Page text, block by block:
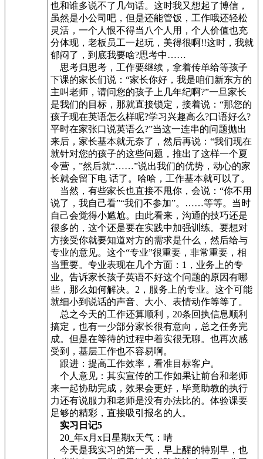
也和谁多说不了几句话。这时我又想起了博信，
虽然是小公司吧，但是还能管饭，工作哦还轻松
灵活，一个人恨不得当八个人用，个人价值也充
分体现，老板员工一起玩，美得很啊!!这时，我就
郁闷了，到底我要啥?思考中……
思考归思考，工作要继续，拿着传单给等孩子
下课的家长们说：“家长你好，我是咱们新东方的
主叫老师，请问您的孩子上几年纪啊?”一旦家长
是我们的目标，那就直接锁定，接着说：“那您的
孩子现在英语怎么样呢?学习兴趣高么?口语好么?
平时在家张口说英语么?”当这一连串的问题抛出
来后，家长基本就无奈了，然后再说：“我们现在
就针对您的孩子的这些问题，推出了这样一个夏
令营，”然后就“……”说出我们的优势，动心的家
长就会留下电 话了。哈哈，工作基本就可以了。
当然，有些家长也直接不甩你，会说：“你不用
说了，我自己看”“我们不参加”。……等等。当时
自己会觉得小尴尬。由此看来，沟通的技巧还是
很多的，这个还是要在实践中加强训练。要想对
方接受你就要知道对方的需求是什么，然后给与
专业的意见。这个“专业”很重要，非常重要，相
当重要。专业表现在几个方面：1，业务上的专
业。告诉家长孩子英语不好这个问题的原因有哪
些，那么如何解决。2，服务上的专业。这个可能
就细小到说话的声音、大小、表情动作等等了。
总之今天的工作还算顺利，20条回执信息顺利
搞定，也有一少部分家长很有意向，总之任务完
成。但是在等待的过程中着实很无聊。也再次感
受到，基层工作也不容易啊。
跟进：提高工作效率，看准目标客户。
个人意见：其实宣传的工作如果让前台和老师
来一起协助完成，效果会更好，毕竟助教的执行
力还有说服力和老师是没有办法比的。体验课要
足够的精彩，直接吸引报名的人。
实习日记5
20_年x月x日星期x天气：晴
今天是我实习的第一天，早上醒的特别早，也